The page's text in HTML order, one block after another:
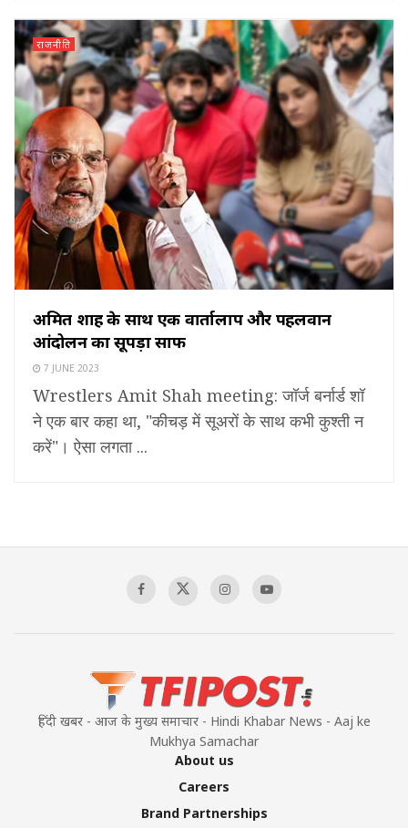
राजनीति
अमित शाह के साथ एक वार्तालाप और पहलवान
आंदोलन का सूपड़ा साफ
7 JUNE 2023
Wrestlers Amit Shah meeting: जॉर्ज बर्नार्ड शॉ
ने एक बार कहा था, "कीचड़ में सूअरों के साथ कभी कुश्ती न
करें"। ऐसा लगता ...
हिंदी खबर - आज के मुख्य समाचार - Hindi Khabar News - Aaj ke
Mukhya Samachar
About us
Careers
Brand Partnerships